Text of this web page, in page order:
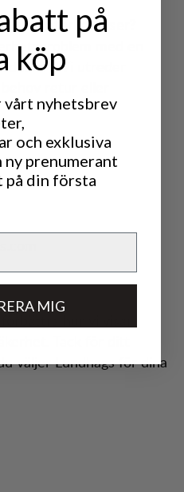
eller återkallelser?
med en
Vi utreder
retur eller
AB
hur vi visar
Tack för ditt
väljer Lundhags för dina
på
köp
nyhetsbrev
och exklusiva
ny prenumerant
på din första
MIG